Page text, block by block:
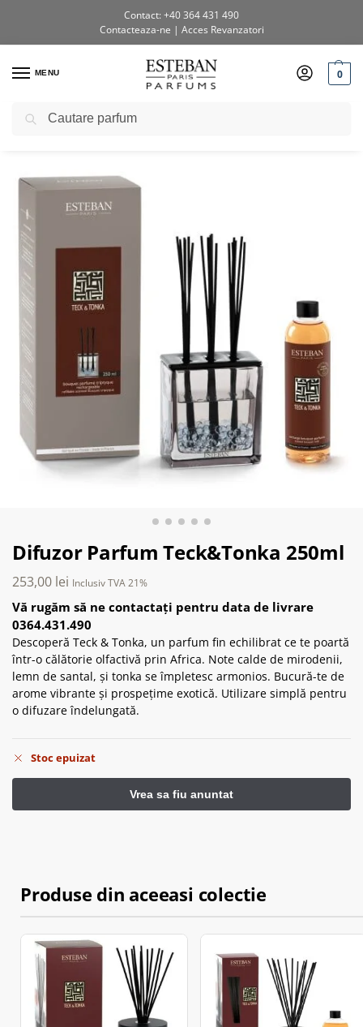
Contact: +40 364 431 490
Contacteaza-ne | Acces Revanzatori
MENU 0
Prima pagină / Shop / Buchete parfumate
Difuzor Parfum Teck&Tonka 250ml
253,00 lei Inclusiv TVA 21%
Vă rugăm să ne contactați pentru data de livrare
0364.431.490
Descoperă Teck & Tonka, un parfum fin echilibrat ce te poartă
într-o călătorie olfactivă prin Africa. Note calde de mirodenii,
lemn de santal, și tonka se împletesc armonios. Bucură-te de
arome vibrante și prospețime exotică. Utilizare simplă pentru
o difuzare îndelungată.
Stoc epuizat
Produse din aceeasi colectie